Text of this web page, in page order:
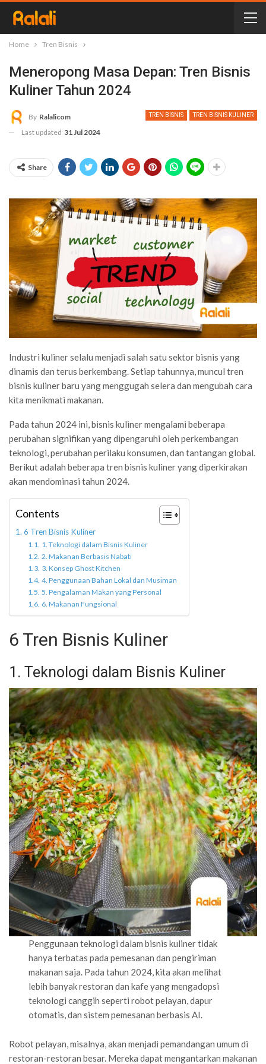
Home Tren Bisnis
Meneropong Masa Depan: Tren Bisnis
Kuliner Tahun 2024
TREN BISNIS TREN BISNIS KULINER
By Ralalicom
Last updated 31 Jul 2024
Share
Industri kuliner selalu menjadi salah satu sektor bisnis yang
dinamis dan terus berkembang. Setiap tahunnya, muncul tren
bisnis kuliner baru yang menggugah selera dan mengubah cara
kita menikmati makanan.
Pada tahun 2024 ini, bisnis kuliner mengalami beberapa
perubahan signifikan yang dipengaruhi oleh perkembangan
teknologi, perubahan perilaku konsumen, dan tantangan global.
Berikut adalah beberapa tren bisnis kuliner yang diperkirakan
akan mendominasi tahun 2024.
Contents
6 Tren Bisnis Kuliner
1. Teknologi dalam Bisnis Kuliner
2. Makanan Berbasis Nabati
3. Konsep Ghost Kitchen
4. Penggunaan Bahan Lokal dan Musiman
5. Pengalaman Makan yang Personal
6. Makanan Fungsional
6 Tren Bisnis Kuliner
1. Teknologi dalam Bisnis Kuliner
Penggunaan teknologi dalam bisnis kuliner tidak
hanya terbatas pada pemesanan dan pengiriman
makanan saja. Pada tahun 2024, kita akan melihat
lebih banyak restoran dan kafe yang mengadopsi
teknologi canggih seperti robot pelayan, dapur
otomatis, dan sistem pemesanan berbasis AI.
Robot pelayan, misalnya, akan menjadi pemandangan umum di
restoran-restoran besar. Mereka dapat mengantarkan makanan